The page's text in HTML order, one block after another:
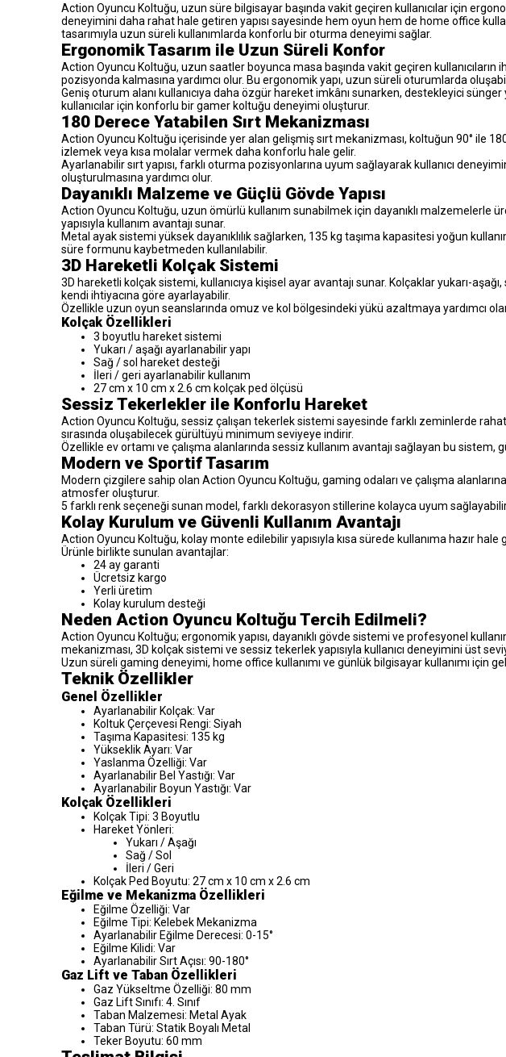
Action Oyuncu Koltuğu, uzun süre bilgisayar başında vakit geçiren kullanıcılar için
deneyimini daha rahat hale getiren yapısı sayesinde hem oyun hem de home office
tasarımıyla uzun süreli kullanımlarda konforlu bir oturma deneyimi sağlar.
Ergonomik Tasarım ile Uzun Süreli Konfor
Action Oyuncu Koltuğu, uzun saatler boyunca masa başında vakit geçiren
pozisyonda kalmasına yardımcı olur. Bu ergonomik yapı, uzun süreli oturumlarda
Geniş oturum alanı kullanıcıya daha özgür hareket imkânı sunarken, destekleyici
kullanıcılar için konforlu bir gamer koltuğu deneyimi oluşturur.
180 Derece Yatabilen Sırt Mekanizması
Action Oyuncu Koltuğu içerisinde yer alan gelişmiş sırt mekanizması, koltuğun 90° ile
izlemek veya kısa molalar vermek daha konforlu hale gelir.
Ayarlanabilir sırt yapısı, farklı oturma pozisyonlarına uyum sağlayarak kullanıcı
oluşturulmasına yardımcı olur.
Dayanıklı Malzeme ve Güçlü Gövde Yapısı
Action Oyuncu Koltuğu, uzun ömürlü kullanım sunabilmek için dayanıklı
yapısıyla kullanım avantajı sunar.
Metal ayak sistemi yüksek dayanıklılık sağlarken, 135 kg taşıma kapasitesi yoğun
süre formunu kaybetmeden kullanılabilir.
3D Hareketli Kolçak Sistemi
3D hareketli kolçak sistemi, kullanıcıya kişisel ayar avantajı sunar. Kolçaklar yukarı-
kendi ihtiyacına göre ayarlayabilir.
Özellikle uzun oyun seanslarında omuz ve kol bölgesindeki yükü azaltmaya yardımcı
Kolçak Özellikleri
3 boyutlu hareket sistemi
Yukarı / aşağı ayarlanabilir yapı
Sağ / sol hareket desteği
İleri / geri ayarlanabilir kullanım
27 cm x 10 cm x 2.6 cm kolçak ped ölçüsü
Sessiz Tekerlekler ile Konforlu Hareket
Action Oyuncu Koltuğu, sessiz çalışan tekerlek sistemi sayesinde farklı zeminlerde
sırasında oluşabilecek gürültüyü minimum seviyeye indirir.
Özellikle ev ortamı ve çalışma alanlarında sessiz kullanım avantajı sağlayan bu sistem,
Modern ve Sportif Tasarım
Modern çizgilere sahip olan Action Oyuncu Koltuğu, gaming odaları ve çalışma
atmosfer oluşturur.
5 farklı renk seçeneği sunan model, farklı dekorasyon stillerine kolayca uyum
Kolay Kurulum ve Güvenli Kullanım Avantajı
Action Oyuncu Koltuğu, kolay monte edilebilir yapısıyla kısa sürede kullanıma hazır
Ürünle birlikte sunulan avantajlar:
24 ay garanti
Ücretsiz kargo
Yerli üretim
Kolay kurulum desteği
Neden Action Oyuncu Koltuğu Tercih Edilmeli?
Action Oyuncu Koltuğu; ergonomik yapısı, dayanıklı gövde sistemi ve profesyonel
mekanizması, 3D kolçak sistemi ve sessiz tekerlek yapısıyla kullanıcı deneyimini üst
Uzun süreli gaming deneyimi, home office kullanımı ve günlük bilgisayar kullanımı için
Teknik Özellikler
Genel Özellikler
Ayarlanabilir Kolçak: Var
Koltuk Çerçevesi Rengi: Siyah
Taşıma Kapasitesi: 135 kg
Yükseklik Ayarı: Var
Yaslanma Özelliği: Var
Ayarlanabilir Bel Yastığı: Var
Ayarlanabilir Boyun Yastığı: Var
Kolçak Özellikleri
Kolçak Tipi: 3 Boyutlu
Hareket Yönleri:
Yukarı / Aşağı
Sağ / Sol
İleri / Geri
Kolçak Ped Boyutu: 27 cm x 10 cm x 2.6 cm
Eğilme ve Mekanizma Özellikleri
Eğilme Özelliği: Var
Eğilme Tipi: Kelebek Mekanizma
Ayarlanabilir Eğilme Derecesi: 0-15°
Eğilme Kilidi: Var
Ayarlanabilir Sırt Açısı: 90-180°
Gaz Lift ve Taban Özellikleri
Gaz Yükseltme Özelliği: 80 mm
Gaz Lift Sınıfı: 4. Sınıf
Taban Malzemesi: Metal Ayak
Taban Türü: Statik Boyalı Metal
Teker Boyutu: 60 mm